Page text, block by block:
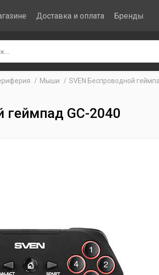
Доставка и оплата Бренды
Мыши SVEN Беспроводной
геймпад GC-2040